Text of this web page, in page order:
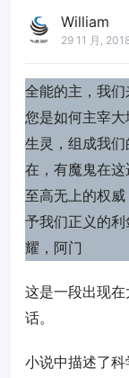
William
29 11 月,
全能的主，我
您是如何主宰
生灵，组成我
在，有魔鬼在
至高无上的权
予我们正义的
耀，阿门
这是一段出现
话。
小说中描述了